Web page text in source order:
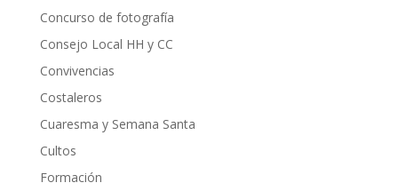
Concurso de fotografía
Consejo Local HH y CC
Convivencias
Costaleros
Cuaresma y Semana Santa
Cultos
Formación